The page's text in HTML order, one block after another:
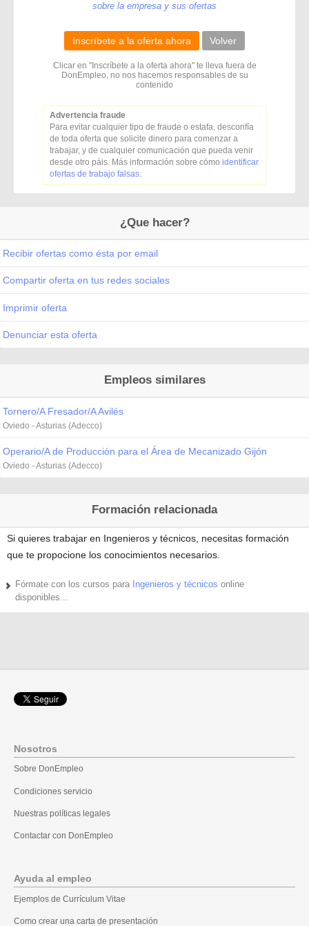
sobre la empresa y sus ofertas
Inscríbete a la oferta ahora Volver
Clicar en "Inscríbete a la oferta ahora" te lleva fuera de
DonEmpleo, no nos hacemos responsables de su
contenido
Advertencia fraude
Para evitar cualquier tipo de fraude o estafa, desconfía
de toda oferta que solicite dinero para comenzar a
trabajar, y de cualquier comunicación que pueda venir
desde otro páis. Más información sobre cómo identificar
ofertas de trabajo falsas.
¿Que hacer?
Recibir ofertas como ésta por email
Compartir oferta en tus redes sociales
Imprimir oferta
Denunciar esta oferta
Empleos similares
Tornero/A Fresador/A Avilés
Oviedo - Asturias (Adecco)
Operario/A de Producción para el Área de Mecanizado Gijón
Oviedo - Asturias (Adecco)
Formación relacionada
Si quieres trabajar en Ingenieros y técnicos, necesitas formación
que te propocione los conocimientos necesarios.
Fórmate con los cursos para Ingenieros y técnicos online
disponibles...
Nosotros
Sobre DonEmpleo
Condiciones servicio
Nuestras políticas legales
Contactar con DonEmpleo
Ayuda al empleo
Ejemplos de Currículum Vitae
Como crear una carta de presentación